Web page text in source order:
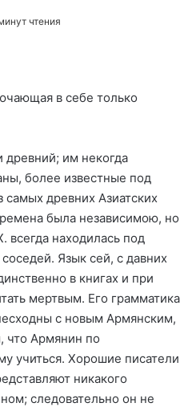
чтения
в себе только
им некогда
более известные под
древних Азиатских
была независимою, но
всегда находилась под
Язык сей, с давних
в книгах и при
мертвым. Его грамматика
с новым Армянским,
что Армянин по
учиться. Хорошие писатели
никакого
следовательно он не